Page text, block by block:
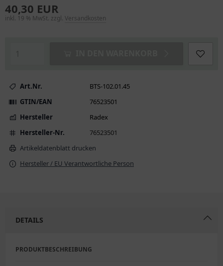
40,30 EUR
inkl. 19 % MwSt. zzgl. Versandkosten
Art.Nr.
BTS-102.01.45
GTIN/EAN
76523501
Hersteller
Radex
Hersteller-Nr.
76523501
Artikeldatenblatt drucken
Hersteller / EU Verantwortliche Person
DETAILS
PRODUKTBESCHREIBUNG